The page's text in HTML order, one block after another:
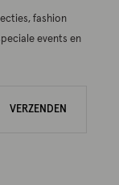
fashion
events en
VERZENDEN